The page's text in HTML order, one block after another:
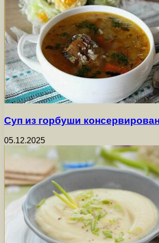
Суп из горбуши
05.12.2025